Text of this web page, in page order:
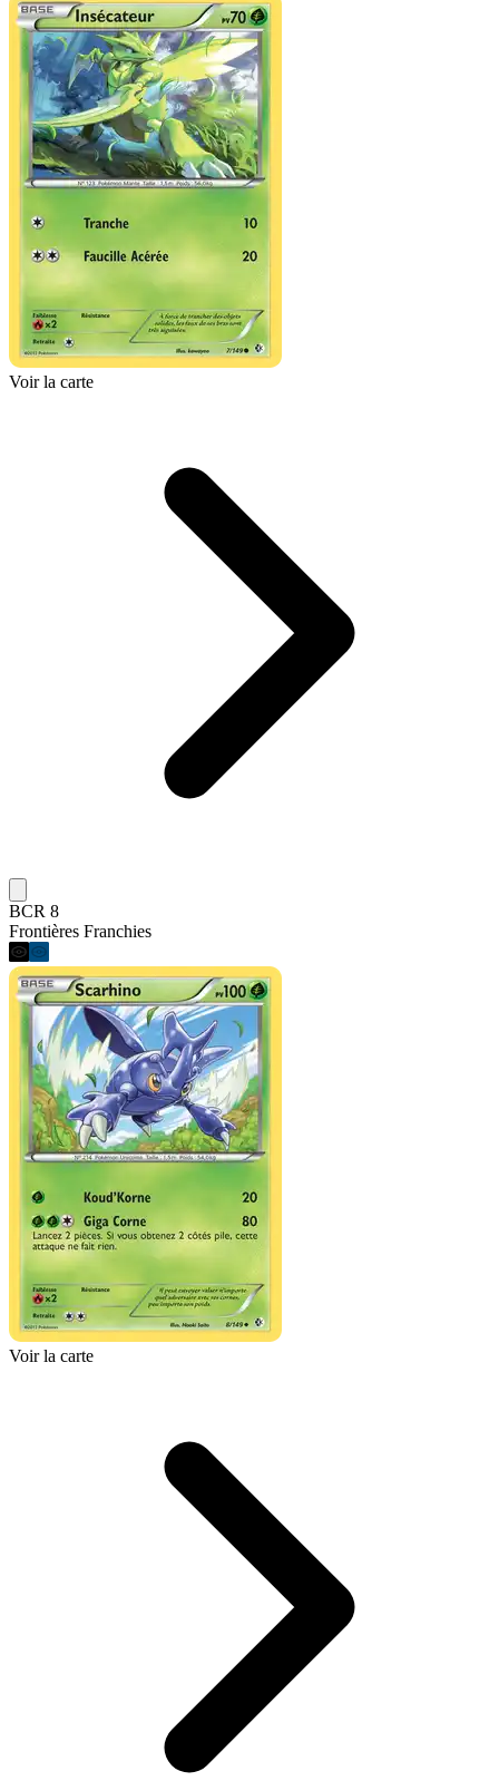
Voir la carte
BCR 8
Frontières Franchies
Voir la carte